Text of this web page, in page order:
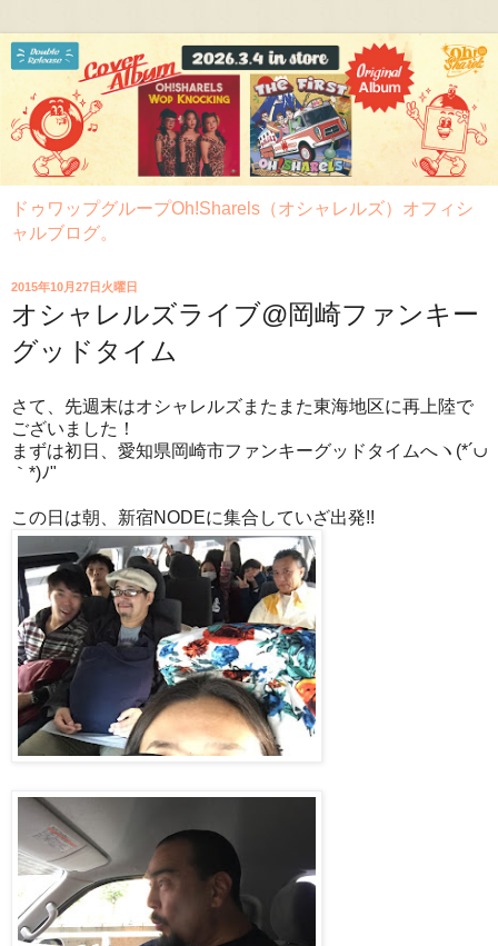
ドゥワップグループOh!Sharels（オシャレルズ）オフィシ
ャルブログ。
2015年10月27日火曜日
オシャレルズライブ@岡崎ファンキー
グッドタイム
さて、先週末はオシャレルズまたまた東海地区に再上陸で
ございました！
まずは初日、愛知県岡崎市ファンキーグッドタイムへヽ(*´∪
｀*)ﾉ"
この日は朝、新宿NODEに集合していざ出発!!